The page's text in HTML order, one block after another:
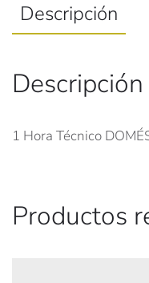
Descripción
Descripción
1 Hora Técnico
Productos